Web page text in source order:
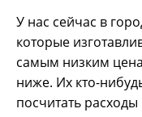
У нас сейчас в
которые
самым низким
ниже. Их кто-
посчитать